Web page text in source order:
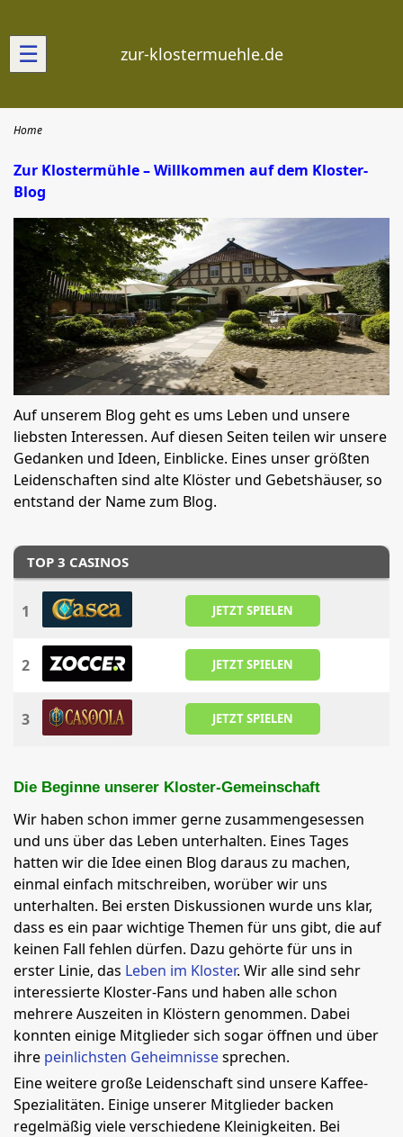
☰ zur-klostermuehle.de
Home
Zur Klostermühle – Willkommen auf dem Kloster-
Blog
Auf unserem Blog geht es ums Leben und unsere
liebsten Interessen. Auf diesen Seiten teilen wir unsere
Gedanken und Ideen, Einblicke. Eines unser größten
Leidenschaften sind alte Klöster und Gebetshäuser, so
entstand der Name zum Blog.
TOP 3 CASINOS
1 JETZT SPIELEN
2 JETZT SPIELEN
3 JETZT SPIELEN
Die Beginne unserer Kloster-Gemeinschaft
Wir haben schon immer gerne zusammengesessen
und uns über das Leben unterhalten. Eines Tages
hatten wir die Idee einen Blog daraus zu machen,
einmal einfach mitschreiben, worüber wir uns
unterhalten. Bei ersten Diskussionen wurde uns klar,
dass es ein paar wichtige Themen für uns gibt, die auf
keinen Fall fehlen dürfen. Dazu gehörte für uns in
erster Linie, das Leben im Kloster. Wir alle sind sehr
interessierte Kloster-Fans und haben alle schon
mehrere Auszeiten in Klöstern genommen. Dabei
konnten einige Mitglieder sich sogar öffnen und über
ihre peinlichsten Geheimnissesprechen.
Eine weitere große Leidenschaft sind unsere Kaffee-
Spezialitäten. Einige unserer Mitglieder backen
regelmäßig viele verschiedene Kleinigkeiten. Bei